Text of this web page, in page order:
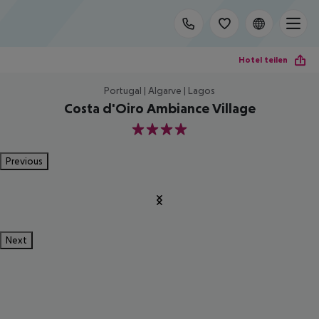
Hotel teilen
Portugal | Algarve | Lagos
Costa d'Oiro Ambiance Village
4
Previous
Next